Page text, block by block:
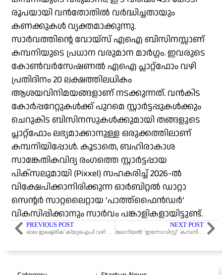
രൂപയായി വൻതോതിൽ വർദ്ധിച്ചതായും
കണക്കുകൾ വ്യക്തമാക്കുന്നു.
സാർവത്തിന്റെ വോയ്‌സ് എഐ ബിസിനസ്സാണ്
കമ്പനിയുടെ പ്രധാന വരുമാന മാർഗ്ഗം. ഇവരുടെ
കോൺവർസേഷണൽ എഐ പ്ലാറ്റ്‌ഫോം വഴി
പ്രതിദിനം 20 ലക്ഷത്തിലധികം
ആശയവിനിമയങ്ങളാണ് നടക്കുന്നത്. വൻകിട
കോർപ്പറേറ്റുകൾക്ക് പുറമെ സ്റ്റാർട്ടപ്പുകൾക്കും
ചെറുകിട ബിസിനസുകൾക്കുമായി തങ്ങളുടെ
പ്ലാറ്റ്‌ഫോം ലഭ്യമാക്കാനുള്ള ഒരുക്കത്തിലാണ്
കമ്പനിയിപ്പോൾ. കൂടാതെ, ബഹിരാകാശ
സാങ്കേതികവിദ്യ രംഗത്തെ സ്റ്റാർട്ടപ്പായ
പിക്സലുമായി (Pixxel) സഹകരിച്ച് 2026-ൽ
വിക്ഷേപിക്കാനിരിക്കുന്ന ഓർബിറ്റൽ ഡാറ്റാ
സെന്റർ സാറ്റലൈറ്റായ ‘പാത്ത്ഫൈൻഡർ’
വികസിപ്പിക്കാനും സാർവം പങ്കാളികളായിട്ടുണ്ട്.
PREVIOUS POST NEXT POST
ലോറിയൽ ‘ഇന്നോവിസ്റ്റ്’ കമ്പനിയുടെ ഭൂരിഭാഗം ഓഹരികളും സ്വന്തമാക്കുന്നു